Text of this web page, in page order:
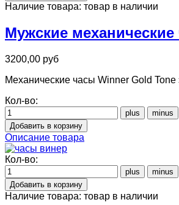
Наличие товара: товар в наличии
Мужские
3200,00 руб
Механические часы Winner Gold Tone
Кол-во:
Описание товара
Кол-во:
Наличие товара: товар в наличии